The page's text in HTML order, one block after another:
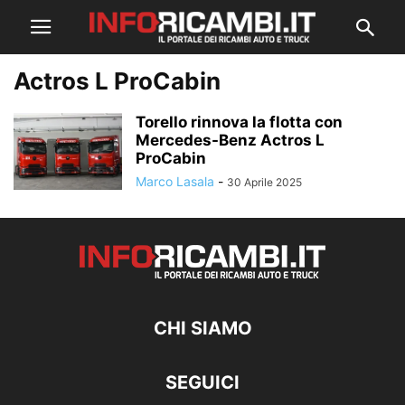
Actros L ProCabin
Torello rinnova la flotta con
Mercedes-Benz Actros L
ProCabin
Marco Lasala - 30 Aprile 2025
CHI SIAMO
SEGUICI